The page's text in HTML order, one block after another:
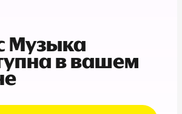
Музыка
в вашем